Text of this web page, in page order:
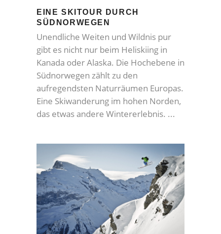
EINE SKITOUR DURCH
SÜDNORWEGEN
Unendliche Weiten und Wildnis pur
gibt es nicht nur beim Heliskiing in
Kanada oder Alaska. Die Hochebene in
Südnorwegen zählt zu den
aufregendsten Naturräumen Europas.
Eine Skiwanderung im hohen Norden,
das etwas andere Wintererlebnis.